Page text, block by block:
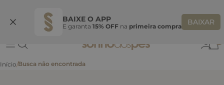
BAIXE O APP
E garanta 15% OFF na primeira compra BAIXAR
BEMVINDASONHO